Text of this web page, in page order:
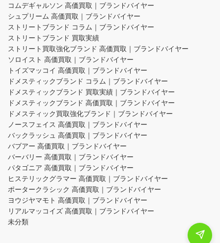
コムデギャルソン 高価買取｜ブランドバイヤー
シュプリーム 高価買取｜ブランドバイヤー
ストリートブランド コラム｜ブランドバイヤー
ストリートブランド 買取実績
ストリート買取強化ブランド 高価買取｜ブランドバイヤー
ソロイスト 高価買取｜ブランドバイヤー
トイズマッコイ 高価買取｜ブランドバイヤー
ドメスティックブランド コラム｜ブランドバイヤー
ドメスティックブランド 買取実績｜ブランドバイヤー
ドメスティックブランド 高価買取｜ブランドバイヤー
ドメスティック買取強化ブランド｜ブランドバイヤー
ノースフェイス 高価買取｜ブランドバイヤー
バックラッシュ 高価買取｜ブランドバイヤー
バブアー 高価買取｜ブランドバイヤー
バーバリー 高価買取｜ブランドバイヤー
パタゴニア 高価買取｜ブランドバイヤー
ヒステリックグラマー 高価買取｜ブランドバイヤー
ポータークラシック 高価買取｜ブランドバイヤー
ヨウジヤマモト 高価買取｜ブランドバイヤー
リアルマッコイズ 高価買取｜ブランドバイヤー
未分類